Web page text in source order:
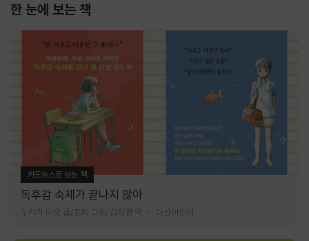
한 눈에 보는 책
카드뉴스로 보는 책
독후감 숙제가 끝나지 않아
누카가 미오 글/토티 그림/김지영 역 다산어린이